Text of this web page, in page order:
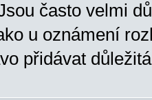
často velmi
u oznámení
přidávat